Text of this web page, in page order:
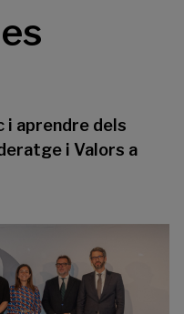
i aprendre dels
i Valors a